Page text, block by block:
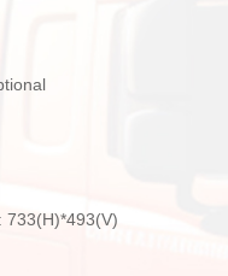
733(H)*493(V)